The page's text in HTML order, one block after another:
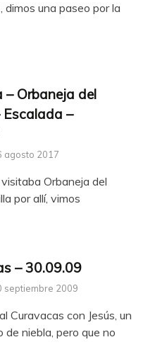
una paseo por la
– Orbaneja del
Escalada –
agosto 2017
Orbaneja del
por allí, vimos
– 30.09.09
septiembre 2009
Curavacas con Jesús, un
de niebla, pero que no